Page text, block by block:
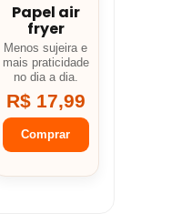
Papel air
fryer
Menos sujeira e
mais praticidade
no dia a dia.
R$ 17,99
Comprar